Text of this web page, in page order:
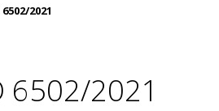
2021
6502/2021